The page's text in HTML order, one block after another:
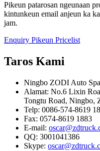
Pikeun patarosan ngeunaan
kintunkeun email anjeun ka
jam.
Enquiry Pikeun Pricelist
Taros Kami
Ningbo ZODI Auto
Alamat: No.6 Lixin
Tongtu Road, Ningbo,
Telp: 0086-574-8619
Fax: 0574-8619 1883
E-mail:
QQ: 3001041386
Skype: